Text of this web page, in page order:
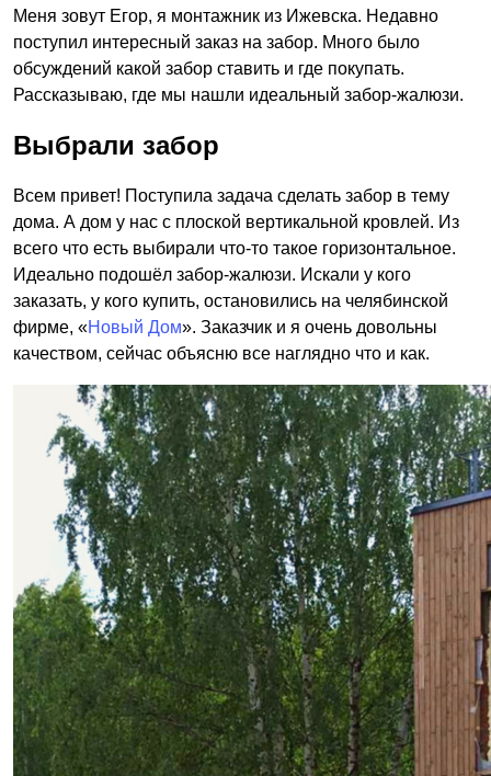
Меня зовут Егор, я монтажник из Ижевска. Недавно
поступил интересный заказ на забор. Много было
обсуждений какой забор ставить и где покупать.
Рассказываю, где мы нашли идеальный забор-жалюзи.
Выбрали забор
Всем привет! Поступила задача сделать забор в тему
дома. А дом у нас с плоской вертикальной кровлей. Из
всего что есть выбирали что-то такое горизонтальное.
Идеально подошёл забор-жалюзи. Искали у кого
заказать, у кого купить, остановились на челябинской
фирме, «Новый Дом». Заказчик и я очень довольны
качеством, сейчас объясню все наглядно что и как.